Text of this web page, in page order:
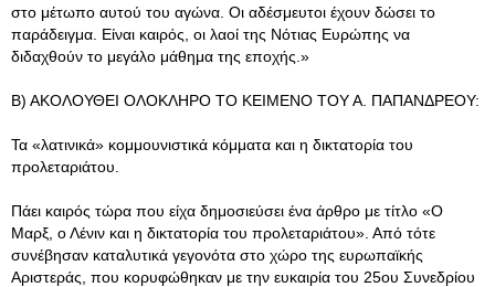
στο μέτωπο αυτού του αγώνα. Οι αδέσμευτοι έχουν δώσει το
παράδειγμα. Είναι καιρός, οι λαοί της Νότιας Ευρώπης να
διδαχθούν το μεγάλο μάθημα της εποχής.»
Β) ΑΚΟΛΟΥΘΕΙ ΟΛΟΚΛΗΡΟ ΤΟ ΚΕΙΜΕΝΟ ΤΟΥ Α. ΠΑΠΑΝΔΡΕΟΥ:
Τα «λατινικά» κομμουνιστικά κόμματα και η δικτατορία του
προλεταριάτου.
Πάει καιρός τώρα που είχα δημοσιεύσει ένα άρθρο με τίτλο «Ο
Μαρξ, ο Λένιν και η δικτατορία του προλεταριάτου». Από τότε
συνέβησαν καταλυτικά γεγονότα στο χώρο της ευρωπαϊκής
Αριστεράς, που κορυφώθηκαν με την ευκαιρία του 25ου Συνεδρίου